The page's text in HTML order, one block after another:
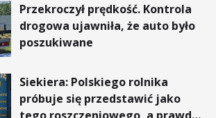
Przekroczył prędkość. Kontrola
drogowa ujawniła, że auto było
poszukiwane
Siekiera: Polskiego rolnika
próbuje się przedstawić jako